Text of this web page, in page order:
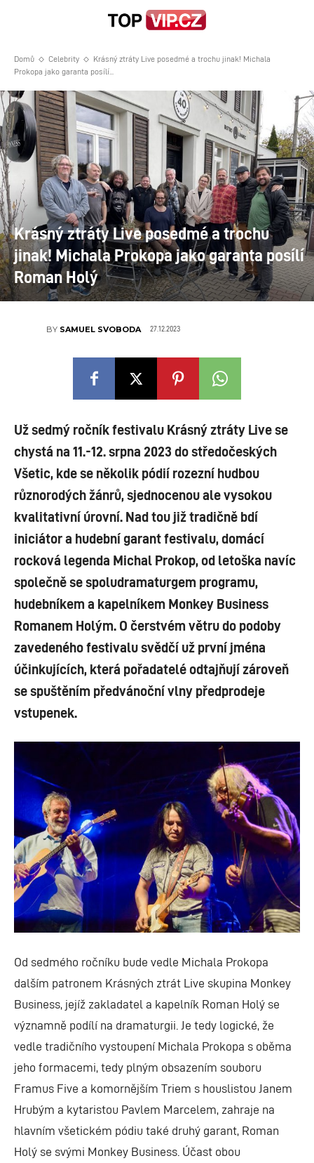
Domů Celebrity
Krásný ztráty Live posedmé a trochu jinak! Michala
Prokopa jako garanta posílí...
Krásný ztráty Live posedmé a trochu
jinak! Michala Prokopa jako garanta posílí
Roman Holý
BY SAMUEL SVOBODA 27.12.2023
Už sedmý ročník festivalu Krásný ztráty Live se
chystá na 11.-12. srpna 2023 do středočeských
Všetic, kde se několik pódií rozezní hudbou
různorodých žánrů, sjednocenou ale vysokou
kvalitativní úrovní. Nad tou již tradičně bdí
iniciátor a hudební garant festivalu, domácí
rocková legenda Michal Prokop, od letoška navíc
společně se spoludramaturgem programu,
hudebníkem a kapelníkem Monkey Business
Romanem Holým. O čerstvém větru do podoby
zavedeného festivalu svědčí už první jména
účinkujících, která pořadatelé odtajňují zároveň
se spuštěním předvánoční vlny předprodeje
vstupenek.
Od sedmého ročníku bude vedle Michala Prokopa
dalším patronem Krásných ztrát Live skupina Monkey
Business, jejíž zakladatel a kapelník Roman Holý se
významně podílí na dramaturgii. Je tedy logické, že
vedle tradičního vystoupení Michala Prokopa s oběma
jeho formacemi, tedy plným obsazením souboru
Framus Five a komornějším Triem s houslistou Janem
Hrubým a kytaristou Pavlem Marcelem, zahraje na
hlavním všetickém pódiu také druhý garant, Roman
Holý se svými Monkey Business. Účast obou